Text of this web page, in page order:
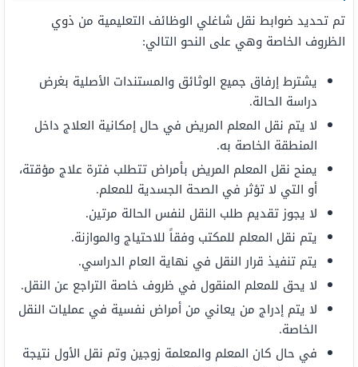
تم تحديد ضوابط نقل شاغلي الوظائف التعليمية من ذوي
الظروف الخاصة وهي على النحو التالي:
يشترط إرفاق جميع الوثائق والمستندات الأصلية بغرض
دراسة الحالة.
لا يتم نقل المعلم المريض في حال إمكانية العلاج داخل
المنطقة الخاصة به.
يمنح نقل المعلم المريض بأمراض تتطلب فترة علاج مؤقتة،
أو التي لا تؤثر في الصحة الجسدية للمعلم.
لا يجوز تقديم طلب النقل لنفس الحالة مرتين.
يتم نقل المعلم للمكتب وفقاً للاحتياج والموازنة.
يتم تنفيذ قرار النقل في نهاية العام الدراسي.
لا يحق للمعلم المنقول في ظروف خاصة التراجع عن النقل.
لا يتم إدراج من يعاني من أمراض نفسية في عمليات النقل
الخاصة.
في حال كان المعلم والمعلمة زوجين وتم نقل الأول نتيجة